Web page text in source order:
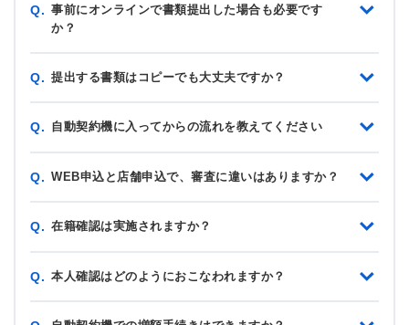
Q. 事前にオンラインで書類提出した場合も必要です
か？
Q. 提出する書類はコピーでも大丈夫ですか？
Q. 自動契約機に入ってからの流れを教えてください
Q. WEB申込と店舗申込で、審査に違いはありますか？
Q. 在籍確認は実施されますか？
Q. 本人確認はどのようにおこなわれますか？